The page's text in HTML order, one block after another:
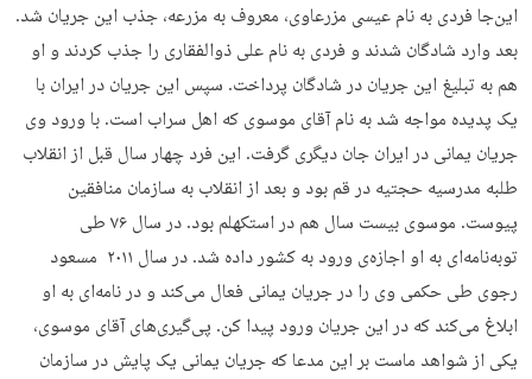
این‌جا فردی به نام عیسی مزرعاوی، معروف به مزرعه، جذب این جریان شد.
بعد وارد شادگان شدند و فردی به نام علی ذوالفقاری را جذب کردند و او
هم به تبلیغ این جریان در شادگان پرداخت. سپس این جریان در ایران با
یک پدیده مواجه شد به نام آقای موسوی که اهل سراب است. با ورود وی
جریان یمانی در ایران جان دیگری گرفت. این فرد چهار سال قبل از انقلاب
طلبه مدرسیه حجتیه در قم بود و بعد از انقلاب به سازمان منافقین
پیوست. موسوی بیست سال هم در استکهلم بود. در سال ۷۶ طی
توبه‌نامه‌ای به او اجازه‌ی ورود به کشور داده شد. در سال ۲۰۱۱ مسعود
رجوی طی حکمی وی را در جریان یمانی فعال می‌کند و در نامه‌ای به او
ابلاغ می‌کند که در این جریان ورود پیدا کن. پی‌گیری‌های آقای موسوی،
یکی از شواهد ماست بر این مدعا که جریان یمانی یک پایش در سازمان